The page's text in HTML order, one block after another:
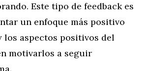
Este tipo de feedback es
un enfoque más positivo
los aspectos positivos del
motivarlos a seguir